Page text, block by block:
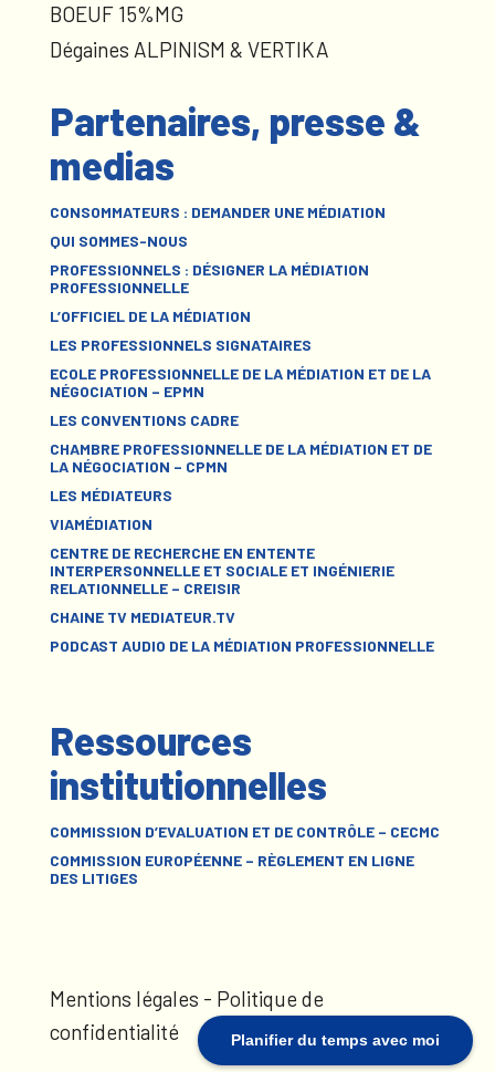
Planifier du temps avec moi
BOEUF 15%MG
Dégaines ALPINISM & VERTIKA
Partenaires, presse &
medias
CONSOMMATEURS : DEMANDER UNE MÉDIATION
QUI SOMMES-NOUS
PROFESSIONNELS : DÉSIGNER LA MÉDIATION
PROFESSIONNELLE
L’OFFICIEL DE LA MÉDIATION
LES PROFESSIONNELS SIGNATAIRES
ECOLE PROFESSIONNELLE DE LA MÉDIATION ET DE LA
NÉGOCIATION – EPMN
LES CONVENTIONS CADRE
CHAMBRE PROFESSIONNELLE DE LA MÉDIATION ET DE
LA NÉGOCIATION – CPMN
LES MÉDIATEURS
VIAMÉDIATION
CENTRE DE RECHERCHE EN ENTENTE
INTERPERSONNELLE ET SOCIALE ET INGÉNIERIE
RELATIONNELLE – CREISIR
CHAINE TV MEDIATEUR.TV
PODCAST AUDIO DE LA MÉDIATION PROFESSIONNELLE
Ressources
institutionnelles
COMMISSION D’EVALUATION ET DE CONTRÔLE – CECMC
COMMISSION EUROPÉENNE – RÈGLEMENT EN LIGNE
DES LITIGES
Mentions légales - Politique de
confidentialité